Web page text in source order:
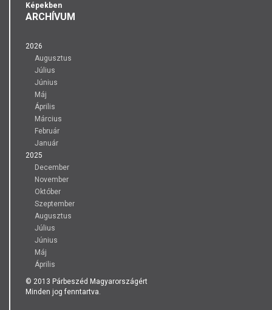
Képekben
ARCHÍVUM
2026
Augusztus
Július
Június
Máj
Április
Március
Február
Január
2025
December
November
Október
Szeptember
Augusztus
Július
Június
Máj
Április
© 2013 Párbeszéd Magyarországért
Minden jog fenntartva.